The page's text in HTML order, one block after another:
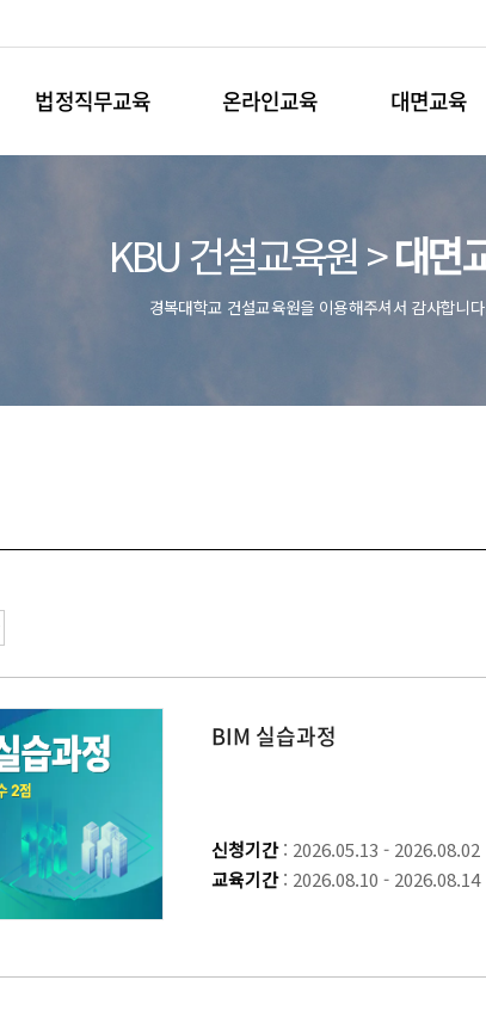
법정직무교육 온라인교육 대면교육
KBU 건설교육원 >대면
경복대학교 건설교육원을 이용해주셔서 감사합니
BIM 실습과정
신청기간: 2026.05.13 - 2026.08.02
교육기간: 2026.08.10 - 2026.08.14